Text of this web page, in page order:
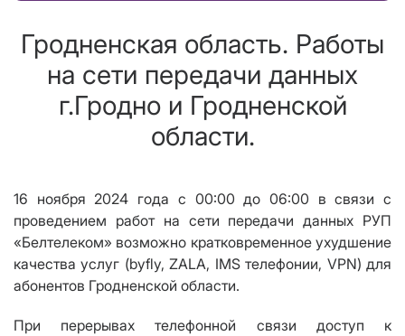
Гродненская область. Работы
на сети передачи данных
г.Гродно и Гродненской
области.
16 ноября 2024 года с 00:00 до 06:00 в связи с
проведением работ на сети передачи данных РУП
«Белтелеком» возможно кратковременное ухудшение
качества услуг (byfly, ZALA, IMS телефонии, VPN) для
абонентов Гродненской области.
При перерывах телефонной связи доступ к